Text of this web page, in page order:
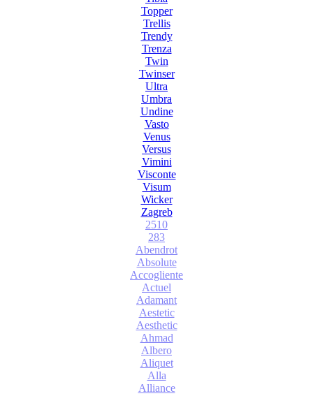
Topper
Trellis
Trendy
Trenza
Twin
Twinser
Ultra
Umbra
Undine
Vasto
Venus
Versus
Vimini
Visconte
Visum
Wicker
Zagreb
2510
283
Abendrot
Absolute
Accogliente
Actuel
Adamant
Aestetic
Aesthetic
Ahmad
Albero
Aliquet
Alla
Alliance